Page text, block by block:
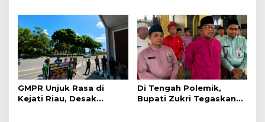
Sakit yang Mandul
Tanpa Dokumen
Diamankan
GMPR Unjuk Rasa di
Kejati Riau, Desak
Di Tengah Polemik,
Bupati Zukri Tegaskan